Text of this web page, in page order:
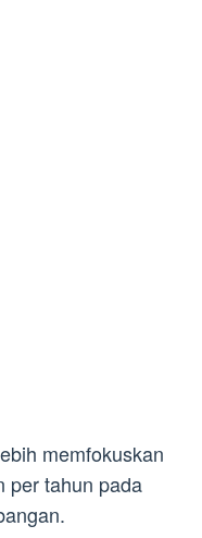
memfokuskan
per tahun pada